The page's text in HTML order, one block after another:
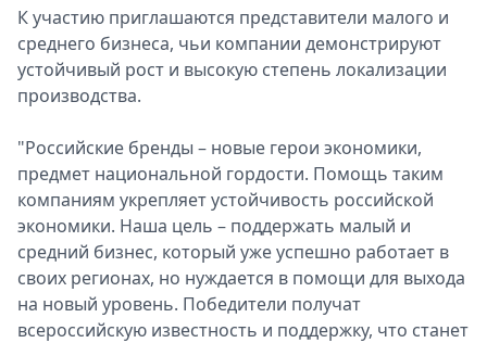
Скачай
Metro
К участию приглашаются представители малого и
среднего бизнеса, чьи компании демонстрируют
устойчивый рост и высокую степень локализации
производства.
"Российские бренды – новые герои экономики,
предмет национальной гордости. Помощь таким
компаниям укрепляет устойчивость российской
экономики. Наша цель – поддержать малый и
средний бизнес, который уже успешно работает в
своих регионах, но нуждается в помощи для выхода
на новый уровень. Победители получат
всероссийскую известность и поддержку, что станет